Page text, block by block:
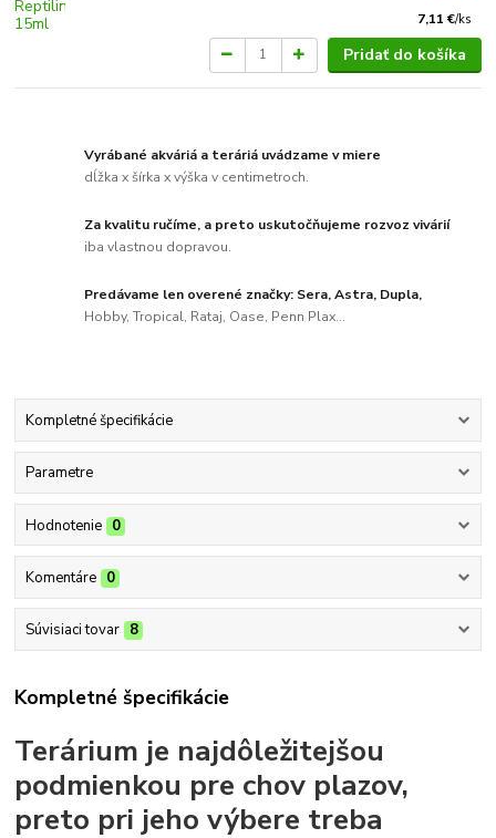
7,11 €/ks
Pridať do košíka
Vyrábané akváriá a teráriá uvádzame v miere
dĺžka x šírka x výška v centimetroch.
Za kvalitu ručíme, a preto uskutočňujeme rozvoz vivárií
iba vlastnou dopravou.
Predávame len overené značky: Sera, Astra, Dupla,
Hobby, Tropical, Rataj, Oase, Penn Plax...
Kompletné špecifikácie
Parametre
Hodnotenie 0
Komentáre 0
Súvisiaci tovar 8
Kompletné špecifikácie
Terárium je najdôležitejšou
podmienkou pre chov plazov,
preto pri jeho výbere treba